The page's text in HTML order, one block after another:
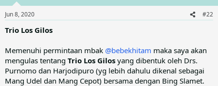
s
:
Jun 8, 2020 #22
Trio Los Gilos
Memenuhi permintaan mbak @bebekhitam maka saya akan
mengulas tentang Trio Los Gilos yang dibentuk oleh Drs.
Purnomo dan Harjodipuro (yg lebih dahulu dikenal sebagai
Mang Udel dan Mang Cepot) bersama dengan Bing Slamet.